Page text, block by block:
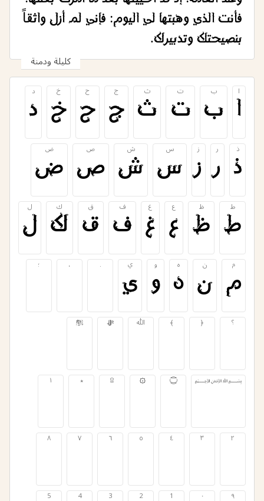
بنصيحتك وتدبيرك.
كليلة ودمنة
ا
ا
ب
ب
ت
ت
ث
ث
ج
ج
ح
ح
خ
خ
د
د
ذ
ذ
ر
ر
ز
ز
س
س
ش
ش
ص
ص
ض
ض
ط
ط
ظ
ظ
ع
ع
غ
غ
ف
ف
ق
ق
ك
ك
ل
ل
م
م
ن
ن
ه
ه
و
و
ي
ي
. ، ؛
؟ ﴿ ﴾ ﷲ ﷻ ﷺ
﷽ ۝ ۞ ۩ ٭ ١
٢ ٣ ٤ ٥ ٦ ٧ ٨
٩ ٠ 1
2
3
4
5